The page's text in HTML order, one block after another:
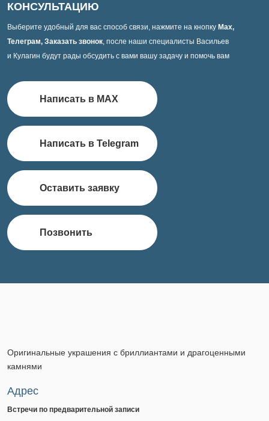
КОНСУЛЬТАЦИЮ
Выберите удобный для вас способ связи, нажмите на кнопку Max,
Телеграм, Заказать звонок, после наши специалисты Васильев
и Кулагин будут рады обсудить с вами вашу задачу и помочь вам
Написать в MAX
Написать в Telegram
Оставить заявку
Позвонить
Оригинальные украшения с бриллиантами и драгоценными
камнями
Адрес
Встречи по предварительной записи